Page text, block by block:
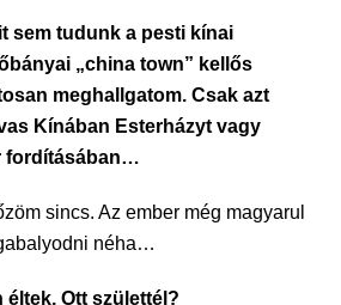
sem tudunk a pesti kínai
„china town” kellős
meghallgatom. Csak azt
Kínában Esterházyt vagy
fordításában…
sincs. Az ember még magyarul
néha…
éltek. Ott születtél?